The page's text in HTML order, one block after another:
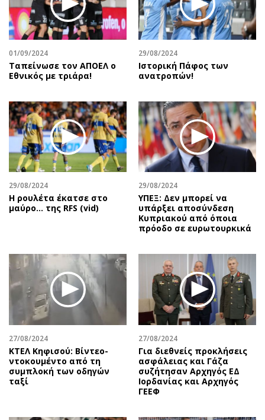
01/09/2024
Ταπείνωσε τον ΑΠΟΕΛ ο
Εθνικός με τριάρα!
29/08/2024
Ιστορική Πάφος των
ανατροπών!
29/08/2024
Η ρουλέτα έκατσε στο
μαύρο… της RFS (vid)
29/08/2024
ΥΠΕΞ: Δεν μπορεί να
υπάρξει αποσύνδεση
Κυπριακού από όποια
πρόοδο σε ευρωτουρκικά
27/08/2024
ΚΤΕΛ Κηφισού: Βίντεο-
ντοκουμέντο από τη
συμπλοκή των οδηγών
ταξί
27/08/2024
Για διεθνείς προκλήσεις
ασφάλειας και Γάζα
συζήτησαν Αρχηγός ΕΔ
Ιορδανίας και Αρχηγός
ΓΕΕΦ